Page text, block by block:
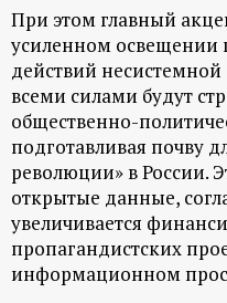
л
При этом главный
усиленном освещении
действий
всеми силами будут
общественно-
подготавливая почву
революции» в России.
открытые данные,
увеличивается
пропагандистских
информационном